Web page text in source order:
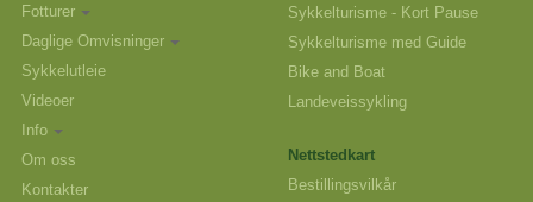
Fotturer
Daglige Omvisninger
Sykkelutleie
Videoer
Info
Om oss
Kontakter
Sykkelturisme - Kort Pause
Sykkelturisme med Guide
Bike and Boat
Landeveissykling
Nettstedkart
Bestillingsvilkår